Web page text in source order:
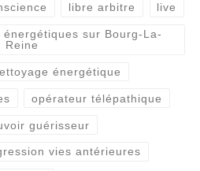
libre arbitre live
sur Bourg-La-
Reine
énergétique
opérateur télépathique
guérisseur
vies antérieures